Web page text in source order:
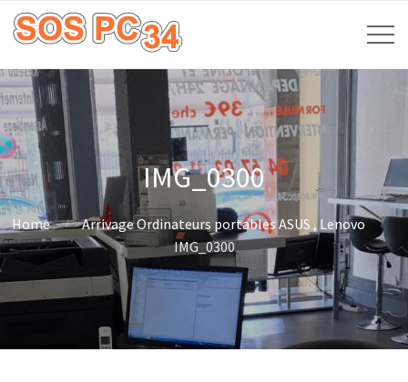
IMG_0300
Home
Arrivage Ordinateurs portables ASUS , Lenovo
IMG_0300